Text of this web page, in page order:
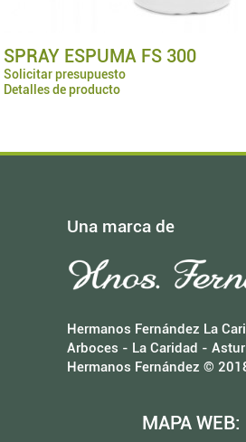
SPRAY ESPUMA FS 300
Solicitar presupuesto
Detalles de producto
Una marca de
Hermanos Fernández La
Arboces - La Caridad -
Hermanos Fernández ©
MAPA WEB: